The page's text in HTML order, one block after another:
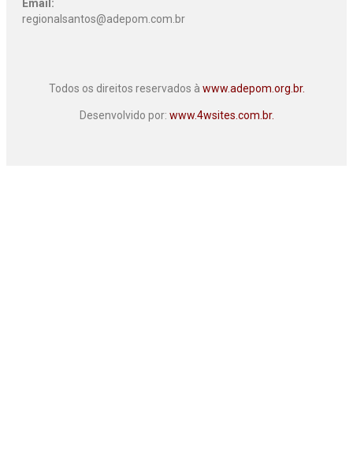
Email:
regionalsantos@adepom.com.br
Todos os direitos reservados à www.adepom.org.br.
Desenvolvido por: www.4wsites.com.br.